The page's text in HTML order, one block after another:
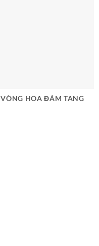
VÒNG HOA ĐÁM TANG